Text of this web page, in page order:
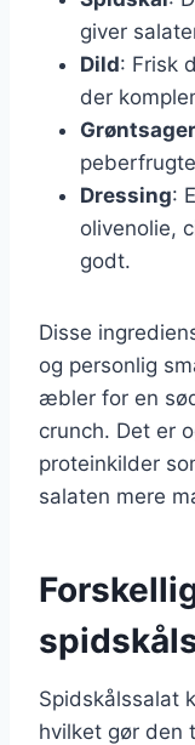
giver
Dild: Frisk
der
Grøntsager
Dressing:
olivenolie,
godt.
Disse
og personlig
æbler for en
crunch. Det er
proteinkilder
salaten mere
Spidskålssalat
hvilket gør den